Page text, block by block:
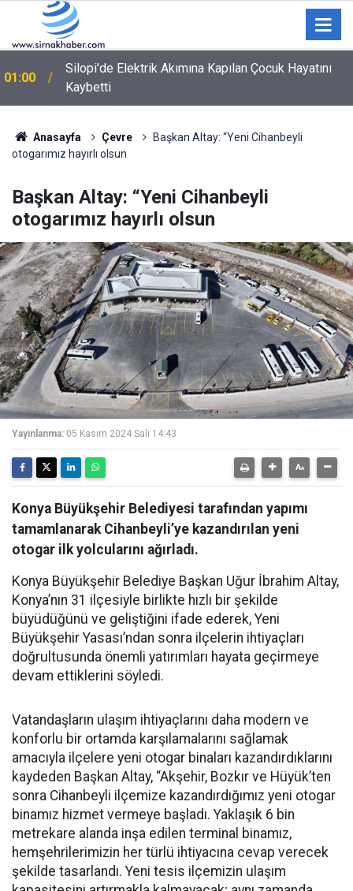
00:12
Şırnak'ta Büyükbaş Hayvan Çiftliği İçin Arazi Etüdü
Yapıldı
Anasayfa Çevre
Başkan Altay: “Yeni Cihanbeyli
otogarımız hayırlı olsun
Başkan Altay: “Yeni Cihanbeyli
otogarımız hayırlı olsun
Yayınlanma: 05 Kasım 2024 Salı 14:43
Konya Büyükşehir Belediyesi tarafından yapımı
tamamlanarak Cihanbeyli’ye kazandırılan yeni
otogar ilk yolcularını ağırladı.
Konya Büyükşehir Belediye Başkan Uğur İbrahim Altay,
Konya’nın 31 ilçesiyle birlikte hızlı bir şekilde
büyüdüğünü ve geliştiğini ifade ederek, Yeni
Büyükşehir Yasası’ndan sonra ilçelerin ihtiyaçları
doğrultusunda önemli yatırımları hayata geçirmeye
devam ettiklerini söyledi.
Vatandaşların ulaşım ihtiyaçlarını daha modern ve
konforlu bir ortamda karşılamalarını sağlamak
amacıyla ilçelere yeni otogar binaları kazandırdıklarını
kaydeden Başkan Altay, “Akşehir, Bozkır ve Hüyük’ten
sonra Cihanbeyli ilçemize kazandırdığımız yeni otogar
binamız hizmet vermeye başladı. Yaklaşık 6 bin
metrekare alanda inşa edilen terminal binamız,
hemşehrilerimizin her türlü ihtiyacına cevap verecek
şekilde tasarlandı. Yeni tesis ilçemizin ulaşım